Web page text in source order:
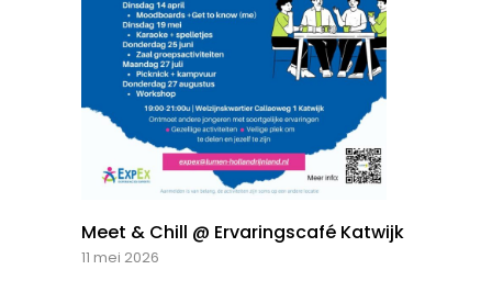
Meet & Chill @ Ervaringscafé Katwijk
11 mei 2026